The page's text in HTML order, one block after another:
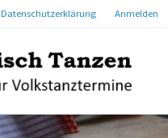
Datenschutzerklärung Anmelden